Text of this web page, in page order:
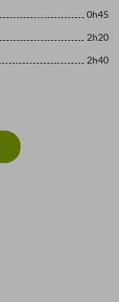
0h45
2h20
2h40